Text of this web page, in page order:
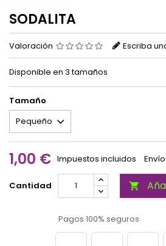
SODALITA
Valoración Escriba
Disponible en 3 tamaños
Tamaño
1,00 € Impuestos incluidos
Cantidad 
Pagos 100% seguros